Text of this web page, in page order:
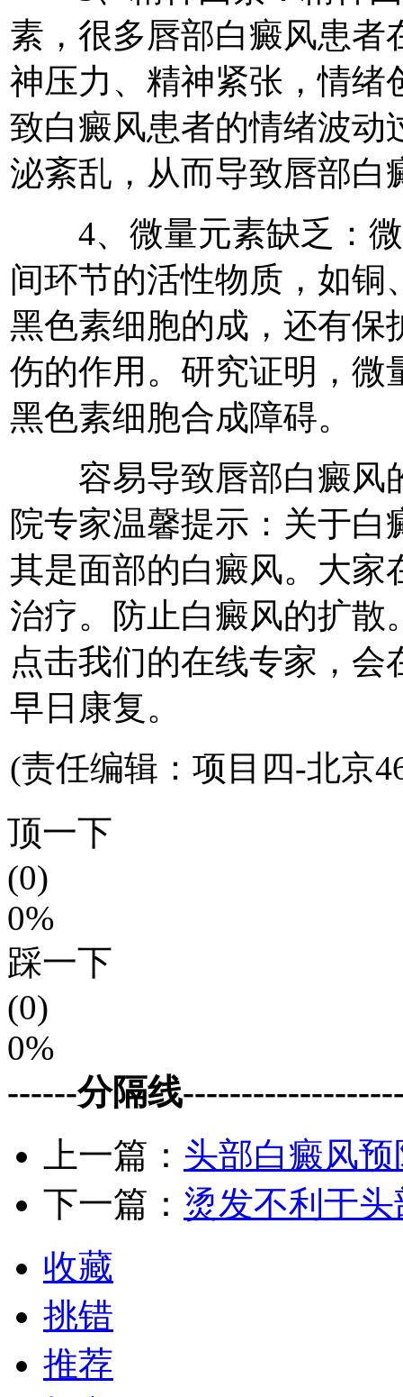
素，很多唇部白癜风患者
神压力、精神紧张，情绪
致白癜风患者的情绪波动
泌紊乱，从而导致唇部白
4、微量元素缺乏：微
间环节的活性物质，如铜
黑色素细胞的成，还有保
伤的作用。研究证明，微
黑色素细胞合成障碍。
容易导致唇部白癜风
院专家温馨提示：关于
其是面部的白癜风。大家
治疗。防止白癜风的扩散
点击我们的在线专家，
早日康复。
(责任编辑：项目四-北京
顶一下
(0)
0%
踩一下
(0)
0%
------分隔线
上一篇： 头部白癜风
下一篇： 烫发不利于
收藏
挑错
推荐